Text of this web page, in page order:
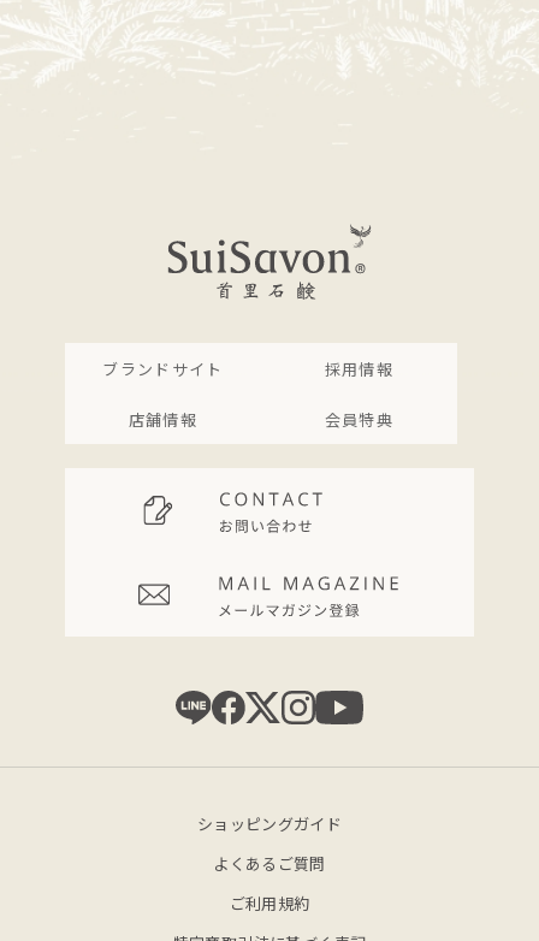
ブランドサイト 採用情報
店舗情報 会員特典
ショッピングガイド
よくあるご質問
ご利用規約